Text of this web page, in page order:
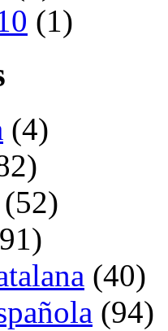
(1)
(4)
(52)
(40)
(94)